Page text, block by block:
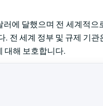
에 달했으며 전 세계적
. 전 세계 정부 및 규제 기
대해 보호합니다.